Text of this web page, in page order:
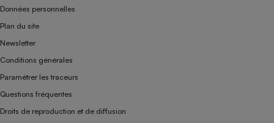
Données personnelles
Plan du site
Newsletter
Conditions générales
Paramétrer les traceurs
Questions fréquentes
Droits de reproduction et de diffusion